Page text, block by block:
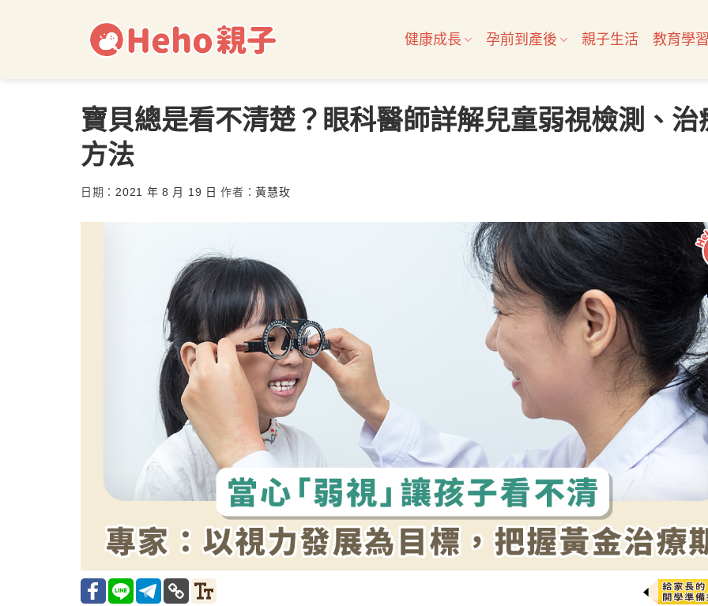
健康成長 孕前到產後 親子生活 教育學
寶貝總是看不清楚？眼科醫師詳解兒童弱視檢測、治
方法
日期： 2021 年 8 月 19 日 作者：黃慧玫